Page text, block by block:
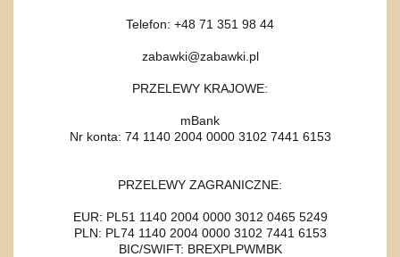
Telefon: +48 71 351 98 44
zabawki@zabawki.pl
PRZELEWY KRAJOWE:
mBank
Nr konta: 74 1140 2004 0000 3102 7441 6153
PRZELEWY ZAGRANICZNE:
EUR: PL51 1140 2004 0000 3012 0465 5249
PLN: PL74 1140 2004 0000 3102 7441 6153
BIC/SWIFT: BREXPLPWMBK